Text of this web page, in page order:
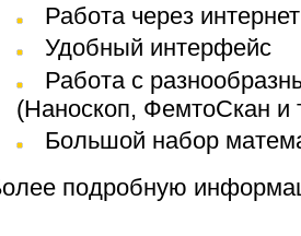
Работа через интернет
Удобный интерфейс
Работа с
(Наноскоп, ФемтоСкан и
Большой набор
подробную